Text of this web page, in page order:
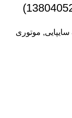
, موتوری